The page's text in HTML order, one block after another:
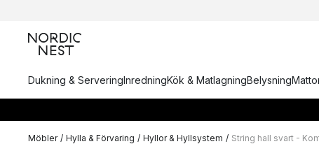
Dukning & ServeringInredningKök & MatlagningBelysning
Möbler / Hylla & Förvaring / Hyllor & Hyllsystem / String hall svart -